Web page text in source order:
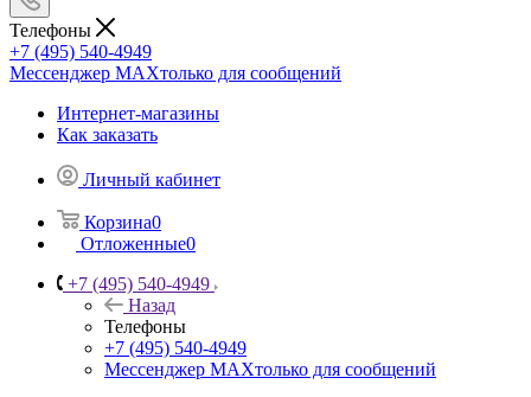
Телефоны
+7 (495) 540-4949
Мессенджер МАХтолько для сообщений
Интернет-магазины
Как заказать
Личный кабинет
Корзина0
Отложенные0
+7 (495) 540-4949
Назад
Телефоны
+7 (495) 540-4949
Мессенджер МАХтолько для сообщений